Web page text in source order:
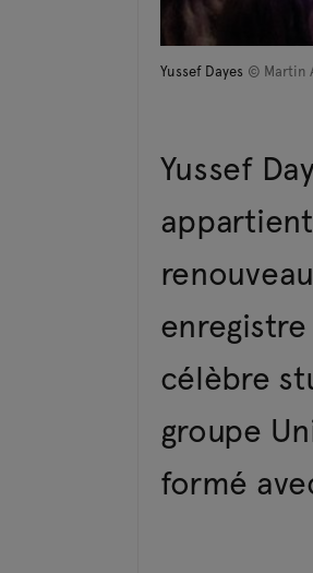
Yussef Dayes © Martin
Yussef
célèbre
groupe
formé